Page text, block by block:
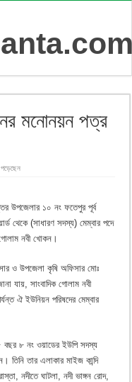
মনোনয়ন পত্র
উপজেলার ১০ নং ফতেপুর পূর্ব
থেকে (সাধারণ সদস্য) মেম্বার পদে
নবী খোকন।
ও উপজেলা কৃষি অফিসার মোঃ
যায়, সাংবাদিক গোলাম নবী
ঐ ইউনিয়ন পরিষদের মেম্বার
৮ নং ওয়াডের ইউপি সদস্য
তার এলাকার মাইজ কান্দি
নদীতে ঘাটলা, নদী ভাঙ্গন রোদ,